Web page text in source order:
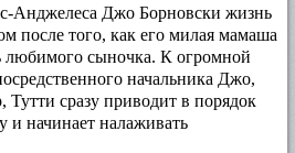
Анджелеса Джо Борновски жизнь
после того, как его милая мамаша
любимого сыночка. К огромной
начальника Джо,
Тутти сразу приводит в порядок
и начинает налаживать